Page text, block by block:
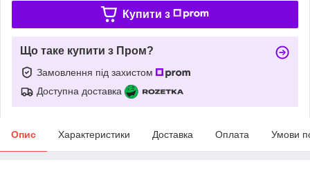
Купити з
Що таке купити з Пром?
Замовлення під захистом
Доступна доставка
Опис Характеристики Доставка Оплата Умови